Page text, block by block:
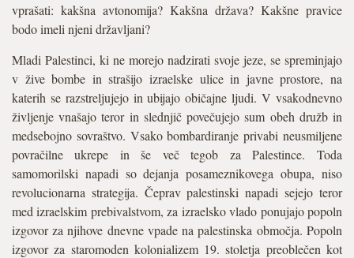
vprašati: kakšna avtonomija? Kakšna država? Kakšne pravice
bodo imeli njeni državljani?
Mladi Palestinci, ki ne morejo nadzirati svoje jeze, se spreminjajo
v žive bombe in strašijo izraelske ulice in javne prostore, na
katerih se razstreljujejo in ubijajo običajne ljudi. V vsakodnevno
življenje vnašajo teror in slednjič povečujejo sum obeh družb in
medsebojno sovraštvo. Vsako bombardiranje privabi neusmiljene
povračilne ukrepe in še več tegob za Palestince. Toda
samomorilski napadi so dejanja posameznikovega obupa, niso
revolucionarna strategija. Čeprav palestinski napadi sejejo teror
med izraelskim prebivalstvom, za izraelsko vlado ponujajo popoln
izgovor za njihove dnevne vpade na palestinska območja. Popoln
izgovor za staromoden kolonializem 19. stoletja preoblečen kot